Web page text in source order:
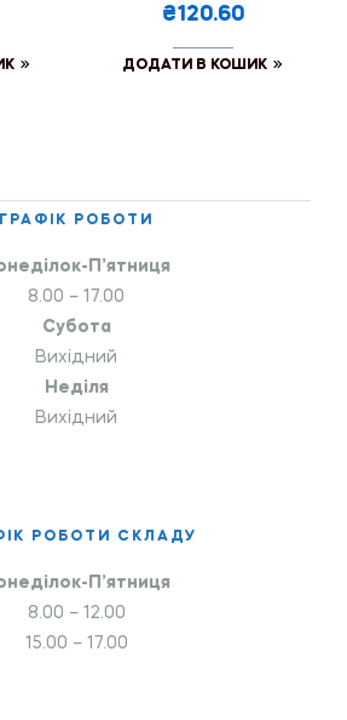
₴120.60
ДОДАТИ В КОШИК
ГРАФІК РОБОТИ
П’ятниця
8.00 – 17.00
Субота
Вихідний
Неділя
Вихідний
РОБОТИ СКЛАДУ
П’ятниця
8.00 – 12.00
15.00 – 17.00